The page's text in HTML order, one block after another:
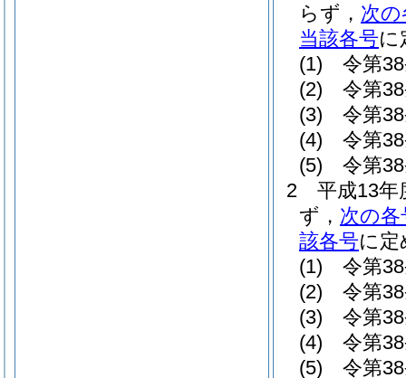
らず， 次
当該各号に
(1)
令第
(2)
令第
(3)
令第
(4)
令第
(5)
令第
2
平成13年
ず， 次の各
該各号に
(1)
令第
(2)
令第
(3)
令第
(4)
令第
(5)
令第